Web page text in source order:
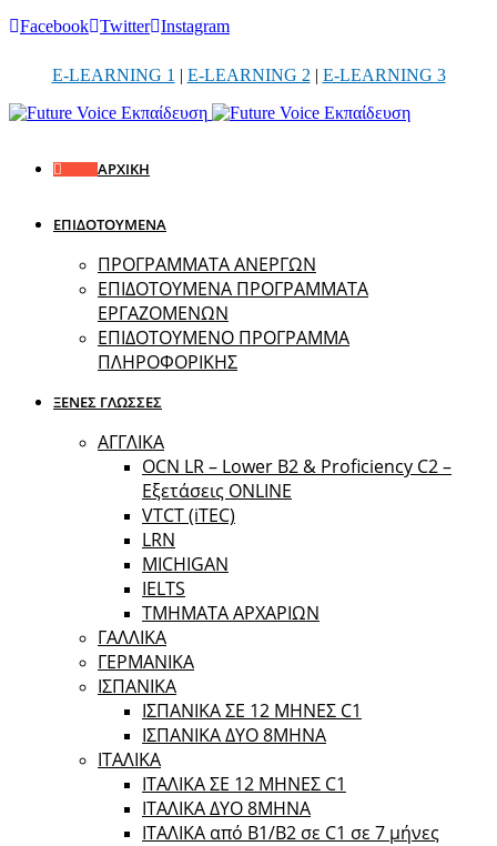
Facebook Twitter Instagram
E-LEARNING 1 | E-LEARNING 2 | E-LEARNING 3
ΑΡΧΙΚΗ
ΕΠΙΔΟΤΟΥΜΕΝΑ
ΠΡΟΓΡΑΜΜΑΤΑ ΑΝΕΡΓΩΝ
ΕΠΙΔΟΤΟΥΜΕΝΑ ΠΡΟΓΡΑΜΜΑΤΑ
ΕΡΓΑΖΟΜΕΝΩΝ
ΕΠΙΔΟΤΟΥΜΕΝΟ ΠΡΟΓΡΑΜΜΑ
ΠΛΗΡΟΦΟΡΙΚΗΣ
ΞΕΝΕΣ ΓΛΩΣΣΕΣ
ΑΓΓΛΙΚΑ
OCN LR – Lower B2 & Proficiency C2 –
Εξετάσεις ONLINE
VTCT (iTEC)
LRN
MICHIGAN
IELTS
ΤΜΗΜΑΤΑ ΑΡΧΑΡΙΩΝ
ΓΑΛΛΙΚΑ
ΓΕΡΜΑΝΙΚΑ
ΙΣΠΑΝΙΚΑ
ΙΣΠΑΝΙΚΑ ΣΕ 12 ΜΗΝΕΣ C1
ΙΣΠΑΝΙΚΑ ΔΥΟ 8ΜΗΝΑ
ΙΤΑΛΙΚΑ
ΙΤΑΛΙΚΑ ΣΕ 12 ΜΗΝΕΣ C1
ΙΤΑΛΙΚΑ ΔΥΟ 8ΜΗΝΑ
ΙΤΑΛΙΚΑ από B1/B2 σε C1 σε 7 μήνες